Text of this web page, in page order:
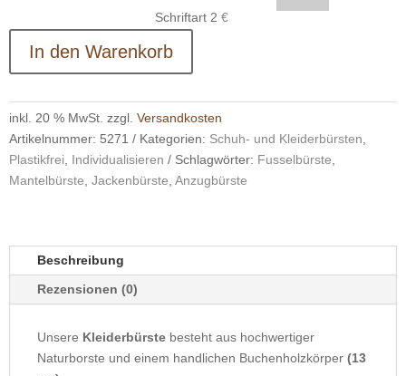
Schriftart 2 €
(13
Jacken,
Hosen
In den Warenkorb
inkl. 20 % MwSt. zzgl. Versandkosten
Artikelnummer: 5271 Kategorien: Schuh- und Kleiderbürsten
Plastikfrei
Individualisieren Schlagwörter: Fusselbürste
Mantelbürste Jackenbürste Anzugbürste
Beschreibung
Rezensionen (0)
Unsere Kleiderbürste besteht aus hochwertiger
Naturborste und einem handlichen Buchenholzkörper (13